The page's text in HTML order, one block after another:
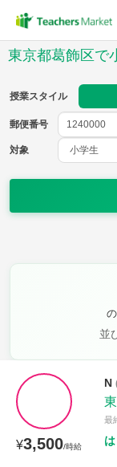
東京都葛飾区で
授業スタイル
郵便番号
対象
並
¥3,500/時給
N
最
郵便番号
教科
保
時給：¥1,000 ～
授業可能日